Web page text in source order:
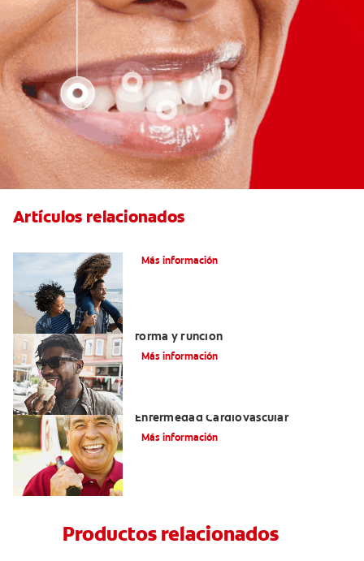
Artículos relacionados
Más información
forma y función
Más información
Enfermedad Cardiovascular
Más información
Productos relacionados